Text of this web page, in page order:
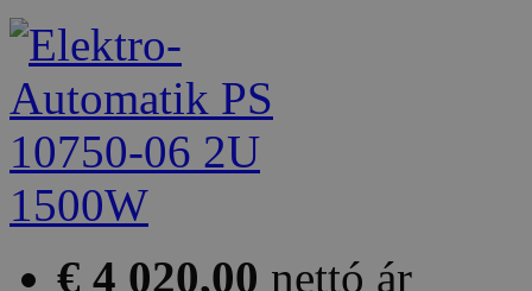
€ 4 020,00 nettó ár